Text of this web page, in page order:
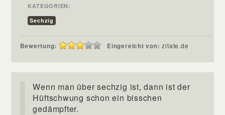
KATEGORIEN:
Sechzig
Bewertung: Eingereicht von:zitate.de
Wenn man über sechzig ist, dann ist der
Hüftschwung schon ein bisschen
gedämpfter.